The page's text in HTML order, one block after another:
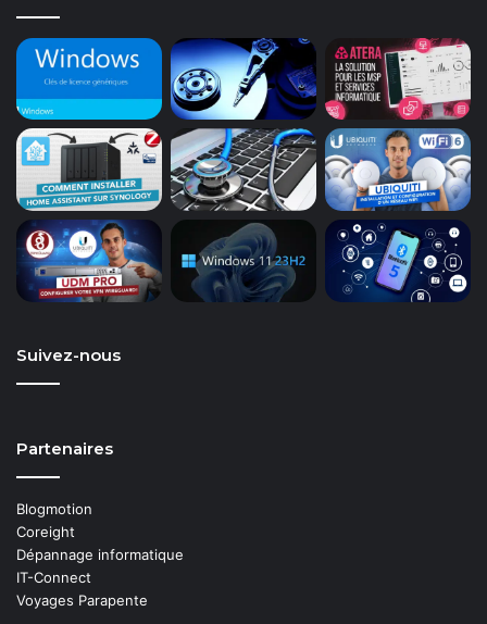
Suivez-nous
Partenaires
Blogmotion
Coreight
Dépannage informatique
IT-Connect
Voyages Parapente